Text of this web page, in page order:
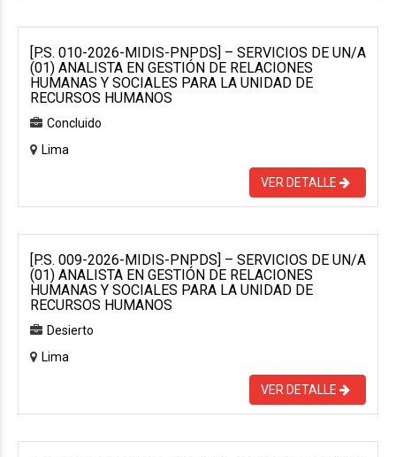
[P.S. 010-2026-MIDIS-PNPDS] – SERVICIOS DE UN/A
(01) ANALISTA EN GESTIÓN DE RELACIONES
HUMANAS Y SOCIALES PARA LA UNIDAD DE
RECURSOS HUMANOS
Concluido
Lima
VER DETALLE
[P.S. 009-2026-MIDIS-PNPDS] – SERVICIOS DE UN/A
(01) ANALISTA EN GESTIÓN DE RELACIONES
HUMANAS Y SOCIALES PARA LA UNIDAD DE
RECURSOS HUMANOS
Desierto
Lima
VER DETALLE